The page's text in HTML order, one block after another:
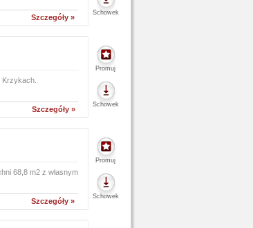
Szczegóły »
Schowek
Szczegóły »
Promuj
Schowek
68,8 m2 z własnym
Szczegóły »
Promuj
Schowek